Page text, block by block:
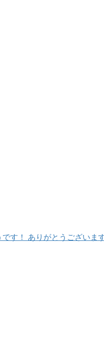
す！ ありがとうございま